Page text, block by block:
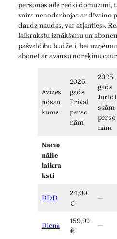
personas ailē redzi domuzīmi,
vairs nenodarbojas ar dīvaino
daudz naudas, var atļauties».
laikrakstu iznākšanu un
pašvaldību budžeti, bet
abonēt ar avansu norēķinu
Avīzes
nosau
kums
2025.
gads
Privāt
perso
nām
2025.
gads
Juridi
skām
perso
nām
Nacio
nālie
laikra
ksti
DDD
24,00
€
—
Diena
159,99
€
—